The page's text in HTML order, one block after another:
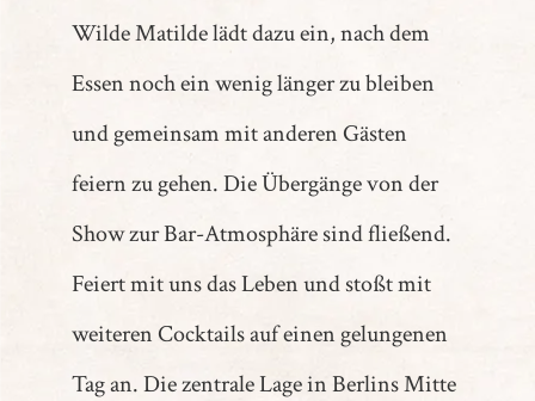
Wilde Matilde lädt dazu ein, nach dem
Essen noch ein wenig länger zu bleiben
und gemeinsam mit anderen Gästen
feiern zu gehen. Die Übergänge von der
Show zur Bar-Atmosphäre sind fließend.
Feiert mit uns das Leben und stoßt mit
weiteren Cocktails auf einen gelungenen
Tag an. Die zentrale Lage in Berlins Mitte